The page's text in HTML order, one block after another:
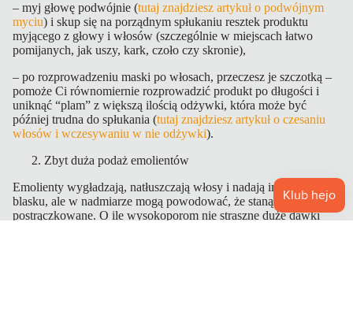
– myj głowę podwójnie (tutaj znajdziesz artykuł o podwójnym
myciu) i skup się na porządnym spłukaniu resztek produktu
myjącego z głowy i włosów (szczególnie w miejscach łatwo
pomijanych, jak uszy, kark, czoło czy skronie),
– po rozprowadzeniu maski po włosach, przeczesz je szczotką –
pomoże Ci równomiernie rozprowadzić produkt po długości i
uniknąć “plam” z większą ilością odżywki, która może być
później trudna do spłukania (tutaj znajdziesz artykuł o czesaniu
włosów i wczesywaniu w nie odżywki).
Zbyt duża podaż emolientów
Emolienty wygładzają, natłuszczają włosy i nadają im pięknego
blasku, ale w nadmiarze mogą powodować, że staną się tłuste i
postrączkowane. O ile wysokoporom nie straszne duże dawki